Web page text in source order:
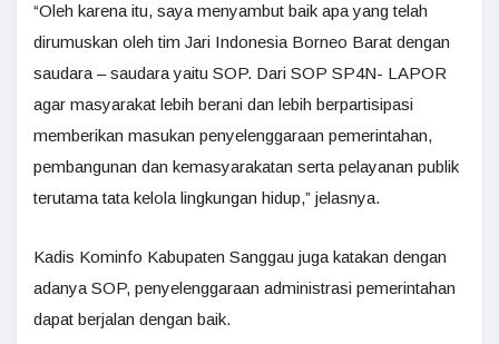
“Oleh karena itu, saya menyambut baik apa yang telah
dirumuskan oleh tim Jari Indonesia Borneo Barat dengan
saudara – saudara yaitu SOP. Dari SOP SP4N- LAPOR
agar masyarakat lebih berani dan lebih berpartisipasi
memberikan masukan penyelenggaraan pemerintahan,
pembangunan dan kemasyarakatan serta pelayanan publik
terutama tata kelola lingkungan hidup,” jelasnya.
Kadis Kominfo Kabupaten Sanggau juga katakan dengan
adanya SOP, penyelenggaraan administrasi pemerintahan
dapat berjalan dengan baik.